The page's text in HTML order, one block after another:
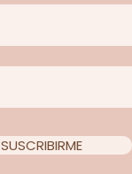
SUSCRIBIRME